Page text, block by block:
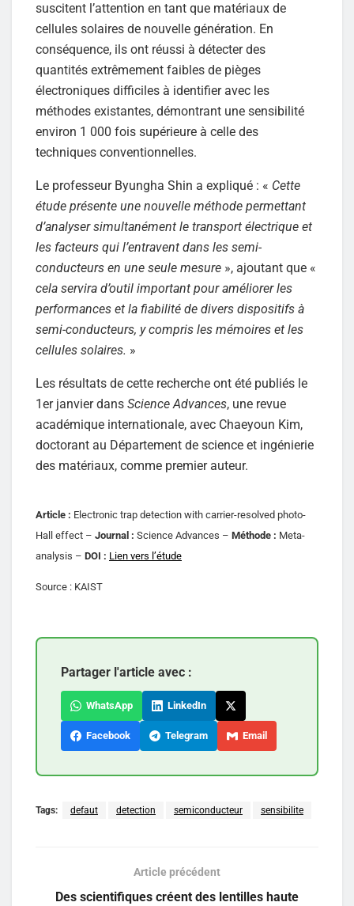
suscitent l’attention en tant que matériaux de
cellules solaires de nouvelle génération. En
conséquence, ils ont réussi à détecter des
quantités extrêmement faibles de pièges
électroniques difficiles à identifier avec les
méthodes existantes, démontrant une sensibilité
environ 1 000 fois supérieure à celle des
techniques conventionnelles.
Le professeur Byungha Shin a expliqué : « Cette
étude présente une nouvelle méthode permettant
d’analyser simultanément le transport électrique et
les facteurs qui l’entravent dans les semi-
conducteurs en une seule mesure », ajoutant que «
cela servira d’outil important pour améliorer les
performances et la fiabilité de divers dispositifs à
semi-conducteurs, y compris les mémoires et les
cellules solaires. »
Les résultats de cette recherche ont été publiés le
1er janvier dans Science Advances, une revue
académique internationale, avec Chaeyoun Kim,
doctorant au Département de science et ingénierie
des matériaux, comme premier auteur.
Article : Electronic trap detection with carrier-resolved photo-
Hall effect – Journal : Science Advances – Méthode : Meta-
analysis – DOI : Lien vers l’étude
Source : KAIST
Partager l'article avec :
WhatsApp LinkedIn
Facebook Telegram Email
Tags: defaut detection semiconducteur sensibilite
Article précédent
Des scientifiques créent des lentilles haute